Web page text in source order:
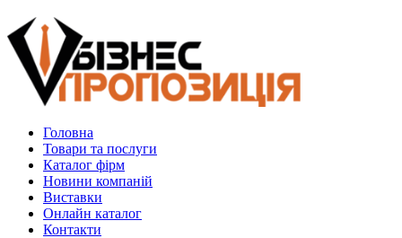
Головна
Товари та послуги
Каталог фірм
Новини компаній
Виставки
Онлайн каталог
Контакти